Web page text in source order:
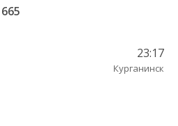
23:17
Курганинск